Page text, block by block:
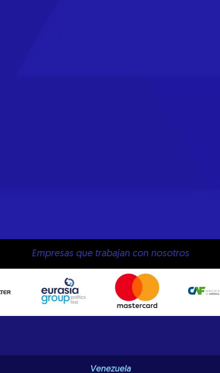
Empresas que trabajan con nosotros
Venezuela